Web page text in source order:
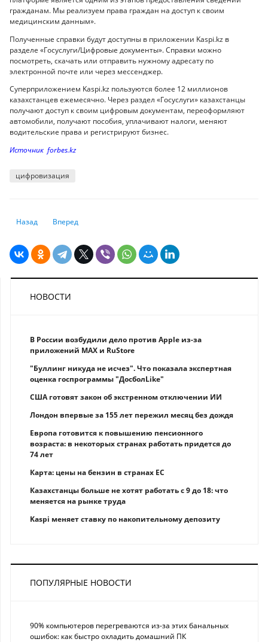
гражданам. Мы реализуем права граждан на доступ к своим
медицинским данным».
Полученные справки будут доступны в приложении Kaspi.kz в
разделе «Госуслуги/Цифровые документы». Справки можно
посмотреть, скачать или отправить нужному адресату по
электронной почте или через мессенджер.
Суперприложением Kaspi.kz пользуются более 12 миллионов
казахстанцев ежемесячно. Через раздел «Госуслуги» казахстанцы
получают доступ к своим цифровым документам, переоформляют
автомобили, получают пособия, уплачивают налоги, меняют
водительские права и регистрируют бизнес.
Источник forbes.kz
цифровизация
Предыдущий: Технологическая лихорадка: владельцы старых
Назад Следующий: Рост цен на съёмные квартиры: министр
Вперед
НОВОСТИ
В России возбудили дело против Apple из-за
приложений MAX и RuStore
"Буллинг никуда не исчез". Что показала экспертная
оценка госпрограммы "ДосболLike"
США готовят закон об экстренном отключении ИИ
Лондон впервые за 155 лет пережил месяц без дождя
Европа готовится к повышению пенсионного
возраста: в некоторых странах работать придется до
74 лет
Карта: цены на бензин в странах ЕС
Казахстанцы больше не хотят работать с 9 до 18: что
меняется на рынке труда
Kaspi меняет ставку по накопительному депозиту
ПОПУЛЯРНЫЕ НОВОСТИ
90% компьютеров перегреваются из-за этих банальных
ошибок: как быстро охладить домашний ПК